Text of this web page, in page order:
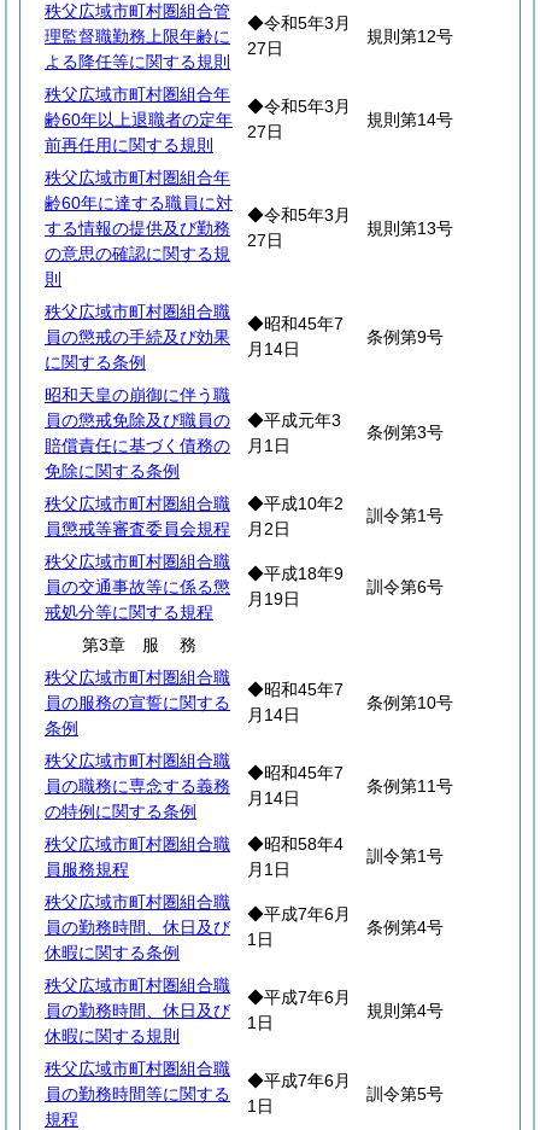
秩父広域市町村圏組合管
理監督職勤務上限年齢に
よる降任等に関する規則
◆令和5年3月
27日
規則第12号
秩父広域市町村圏組合年
齢60年以上退職者の定年
前再任用に関する規則
◆令和5年3月
27日
規則第14号
秩父広域市町村圏組合年
齢60年に達する職員に対
する情報の提供及び勤務
の意思の確認に関する規
則
◆令和5年3月
27日
規則第13号
秩父広域市町村圏組合職
員の懲戒の手続及び効果
に関する条例
◆昭和45年7
月14日
条例第9号
昭和天皇の崩御に伴う職
員の懲戒免除及び職員の
賠償責任に基づく債務の
免除に関する条例
◆平成元年3
月1日
条例第3号
秩父広域市町村圏組合職
員懲戒等審査委員会規程
◆平成10年2
月2日
訓令第1号
秩父広域市町村圏組合職
員の交通事故等に係る懲
戒処分等に関する規程
◆平成18年9
月19日
訓令第6号
第3章 服務
秩父広域市町村圏組合職
員の服務の宣誓に関する
条例
◆昭和45年7
月14日
条例第10号
秩父広域市町村圏組合職
員の職務に専念する義務
の特例に関する条例
◆昭和45年7
月14日
条例第11号
秩父広域市町村圏組合職
員服務規程
◆昭和58年4
月1日
訓令第1号
秩父広域市町村圏組合職
員の勤務時間、休日及び
休暇に関する条例
◆平成7年6月
1日
条例第4号
秩父広域市町村圏組合職
員の勤務時間、休日及び
休暇に関する規則
◆平成7年6月
1日
規則第4号
秩父広域市町村圏組合職
員の勤務時間等に関する
規程
◆平成7年6月
1日
訓令第5号